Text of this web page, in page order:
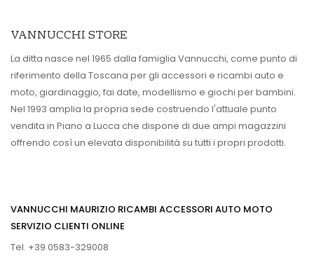
VANNUCCHI STORE
La ditta nasce nel 1965 dalla famiglia Vannucchi, come punto di
riferimento della Toscana per gli accessori e ricambi auto e
moto, giardinaggio, fai date, modellismo e giochi per bambini.
Nel 1993 amplia la propria sede costruendo l'attuale punto
vendita in Piano a Lucca che dispone di due ampi magazzini
offrendo così un elevata disponibilità su tutti i propri prodotti.
VANNUCCHI MAURIZIO RICAMBI ACCESSORI AUTO MOTO
SERVIZIO CLIENTI ONLINE
Tel. +39 0583-329008